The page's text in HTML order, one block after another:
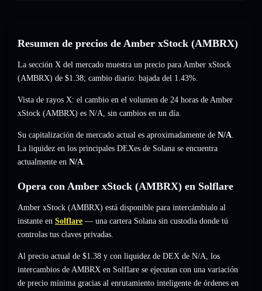
Resumen de precios de Amber xStock (AMBRX)
La sección X del mercado muestra un precio para Amber xStock
(AMBRX) de $1.38; cambio diario: bajada del 1.43%.
Vista de rayos X: el cambio en el volumen de 24 horas de Amber
xStock (AMBRX) es N/A, sin cambios en un día.
Su capitalización de mercado actual es aproximadamente de N/A.
La liquidez en los principales DEXes de Solana se encuentra
actualmente en N/A.
Opera con Amber xStock (AMBRX) en Solflare
Amber xStock (AMBRX) está disponible para intercámbialo al
instante en Solflare — una cartera Solana sin custodia donde tú
controlas tus claves privadas.
Al precio actual de $1.38 y con liquidez de DEX de N/A, los
intercambios de AMBRX en Solflare se ejecutan con una variación
de precio mínima gracias al enrutamiento inteligente de órdenes en